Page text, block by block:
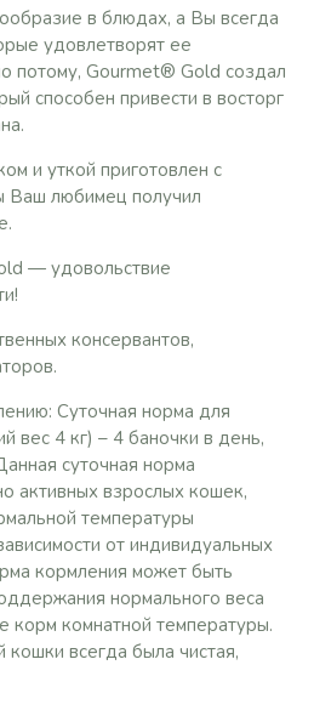
в блюдах, а Вы всегда
удовлетворят ее
потому, Gourmet® Gold создал
способен привести в восторг
и уткой приготовлен с
Ваш любимец получил
— удовольствие
консервантов,
Суточная норма для
вес 4 кг) – 4 баночки в день,
суточная норма
активных взрослых кошек,
температуры
от индивидуальных
кормления может быть
нормального веса
корм комнатной температуры.
всегда была чистая,